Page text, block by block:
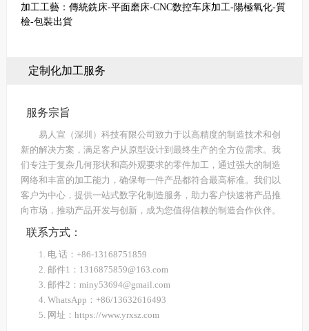
加工工藝：傳統銑床-平面磨床-CNC数控车床加工-陽極氧化-質
檢-包裝出貨
定制化加工服务
服务宗旨
易人宣（深圳）科技有限公司致力于以高精度的制造技术和创
新的解决方案，满足客户从原型设计到最终生产的全方位需求。我
们专注于复杂几何形状和高外观要求的零件加工，通过强大的制造
网络和丰富的加工能力，确保每一件产品都符合最高标准。我们以
客户为中心，提供一站式数字化制造服务，助力客户快速将产品推
向市场，推动产品开发与创新，成为您值得信赖的制造合作伙伴。
联系方式：
1. 电 话：+86-13168751859
2. 邮件1：1316875859@163.com
3. 邮件2：miny53694@gmail.com
4. WhatsApp：+86/13632616493
5. 网址：https://www.yrxsz.com